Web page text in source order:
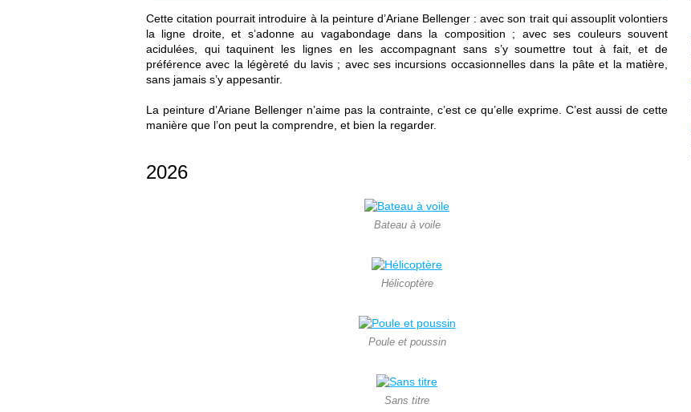
Cette citation pourrait introduire à la peinture d’Ariane Bellenger : avec son trait qui assouplit volontiers
la ligne droite, et s’adonne au vagabondage dans la composition ; avec ses couleurs souvent
acidulées, qui taquinent les lignes en les accompagnant sans s’y soumettre tout à fait, et de
préférence avec la légèreté du lavis ; avec ses incursions occasionnelles dans la pâte et la matière,
sans jamais s’y appesantir.
La peinture d’Ariane Bellenger n’aime pas la contrainte, c’est ce qu’elle exprime. C’est aussi de cette
manière que l’on peut la comprendre, et bien la regarder.
2026
Bateau à voile
Hélicoptère
Poule et poussin
Sans titre